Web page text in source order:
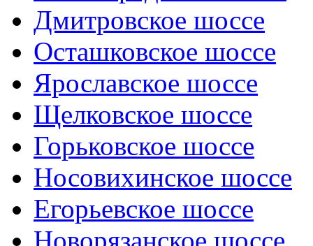
Дмитровское шоссе
Осташковское шоссе
Ярославское шоссе
Щелковское шоссе
Горьковское шоссе
Носовихинское шоссе
Егорьевское шоссе